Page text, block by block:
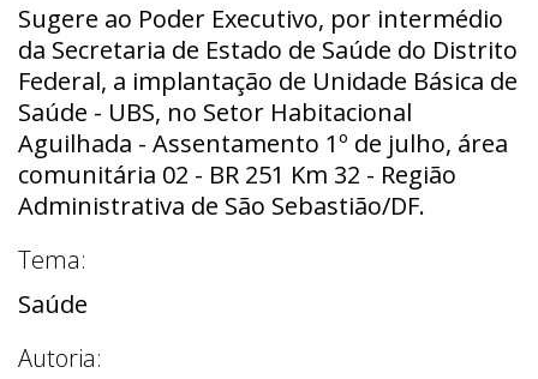
Sugere ao Poder Executivo, por intermédio
da Secretaria de Estado de Saúde do Distrito
Federal, a implantação de Unidade Básica de
Saúde - UBS, no Setor Habitacional
Aguilhada - Assentamento 1º de julho, área
comunitária 02 - BR 251 Km 32 - Região
Administrativa de São Sebastião/DF.
Tema:
Saúde
Autoria: